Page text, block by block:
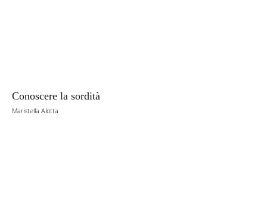
Conoscere la sordità
Maristella Alotta